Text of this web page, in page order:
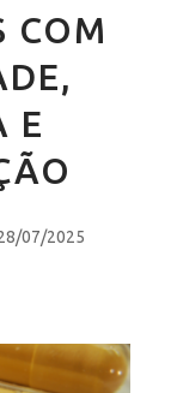
COM
E
07/2025